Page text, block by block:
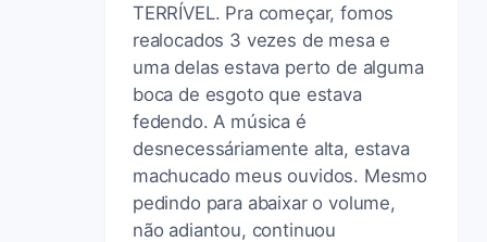
TERRÍVEL. Pra começar, fomos
realocados 3 vezes de mesa e
uma delas estava perto de alguma
boca de esgoto que estava
fedendo. A música é
desnecessáriamente alta, estava
machucado meus ouvidos. Mesmo
pedindo para abaixar o volume,
não adiantou, continuou